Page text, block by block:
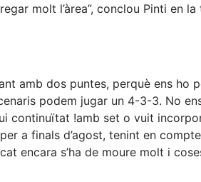
molt l’àrea”, conclou Pinti en
amb dos puntes, perquè ens ho
podem jugar un 4-3-3. No
continuïtat !amb set o vuit
a finals d’agost, tenint en
encara s’ha de moure molt i